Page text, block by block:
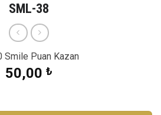
SML-38
Smile Puan Kazan
50,00 ₺
SULU TRANSFER SML-38 adet